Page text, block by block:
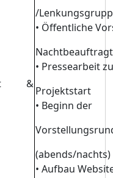
&
/
• Öffentliche
• Pressearbeit
Projektstart
• Beginn der
(abends/nachts)
• Aufbau